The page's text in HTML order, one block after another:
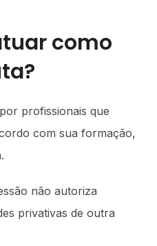
como
profissionais que
com sua formação,
não autoriza
privativas de outra